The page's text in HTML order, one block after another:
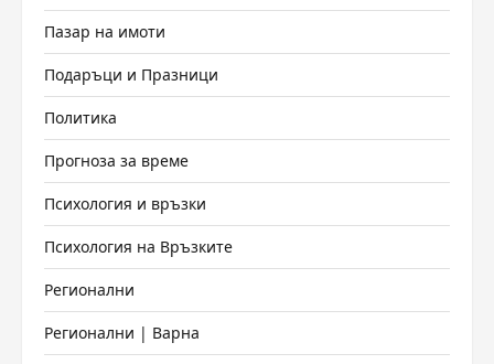
Пазар на имоти
Подаръци и Празници
Политика
Прогноза за време
Психология и връзки
Психология на Връзките
Регионални
Регионални | Варна